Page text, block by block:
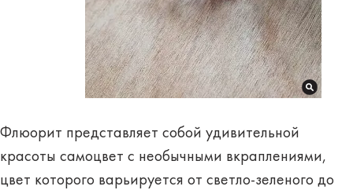
Флюорит представляет собой удивительной
красоты самоцвет с необычными вкраплениями,
цвет которого варьируется от светло-зеленого до